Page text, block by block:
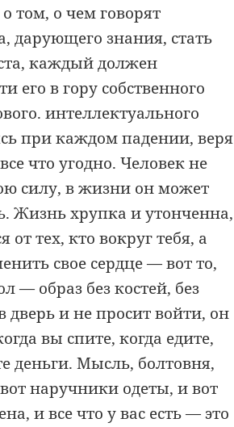
том, о чем говорят
дарующего знания, стать
каждый должен
его в гору собственного
интеллектуального
при каждом падении, веря
что угодно. Человек не
силу, в жизни он может
Жизнь хрупка и утонченна,
от тех, кто вокруг тебя, а
свое сердце — вот то,
— образ без костей, без
дверь и не просит войти, он
вы спите, когда едите,
деньги. Мысль, болтовня,
наручники одеты, и вот
и все что у вас есть — это